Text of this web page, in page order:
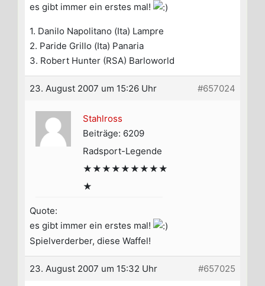
es gibt immer ein erstes mal!
1. Danilo Napolitano (Ita) Lampre
2. Paride Grillo (Ita) Panaria
3. Robert Hunter (RSA) Barloworld
23. August 2007 um 15:26 Uhr #657024
Stahlross
Beiträge: 6209
Radsport-Legende
★★★★★★★★★
★
Quote:
es gibt immer ein erstes mal!
Spielverderber, diese Waffel!
23. August 2007 um 15:32 Uhr #657025